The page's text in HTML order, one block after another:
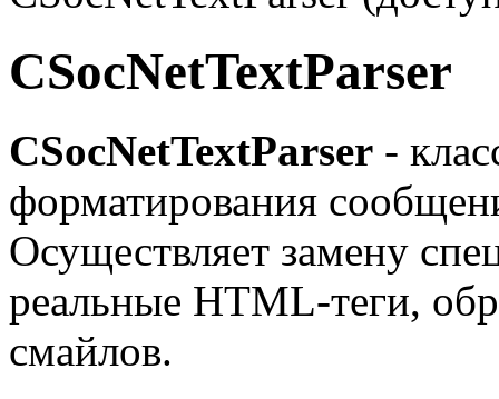
CSocNetTextParser
CSocNetTextParser -
форматирования
Осуществляет замену
реальные HTML-теги,
смайлов.